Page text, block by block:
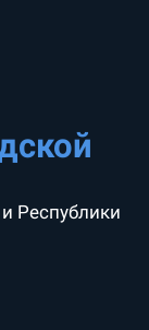
Республики